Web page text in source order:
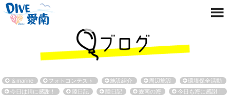
＆marine フォトコンテスト 施設紹介 周辺施設
環境保全活動
今日は川に感謝！
陸日記 陸日記 愛南の海
今日も海に感謝！